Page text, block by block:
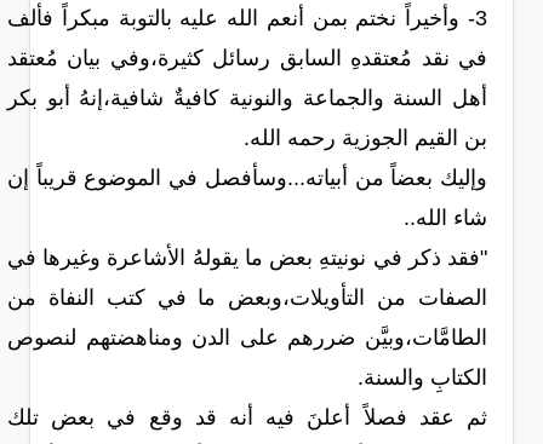
3- وأخيراً نختم بمن أنعم الله عليه بالتوبة مبكراً فألف
في نقد مُعتقدهِ السابق رسائل كثيرة،وفي بيان مُعتقد
أهل السنة والجماعة والنونية كافيةٌ شافية،إنهُ أبو بكر
بن القيم الجوزية رحمه الله.
وإليك بعضاً من أبياته...وسأفصل في الموضوع قريباً إن
شاء الله..
"فقد ذكر في نونيتهِ بعض ما يقولهُ الأشاعرة وغيرها في
الصفات من التأويلات،وبعض ما في كتب النفاة من
الطامَّات،وبيَّن ضررهم على الدن ومناهضتهم لنصوص
الكتابِ والسنة.
ثم عقد فصلاً أعلنَ فيه أنه قد وقع في بعض تلك